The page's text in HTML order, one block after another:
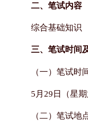
二、笔试内容
综合基础知识
三、笔试时间
（一）笔试时
5 月 29 日（星
（二）笔试地